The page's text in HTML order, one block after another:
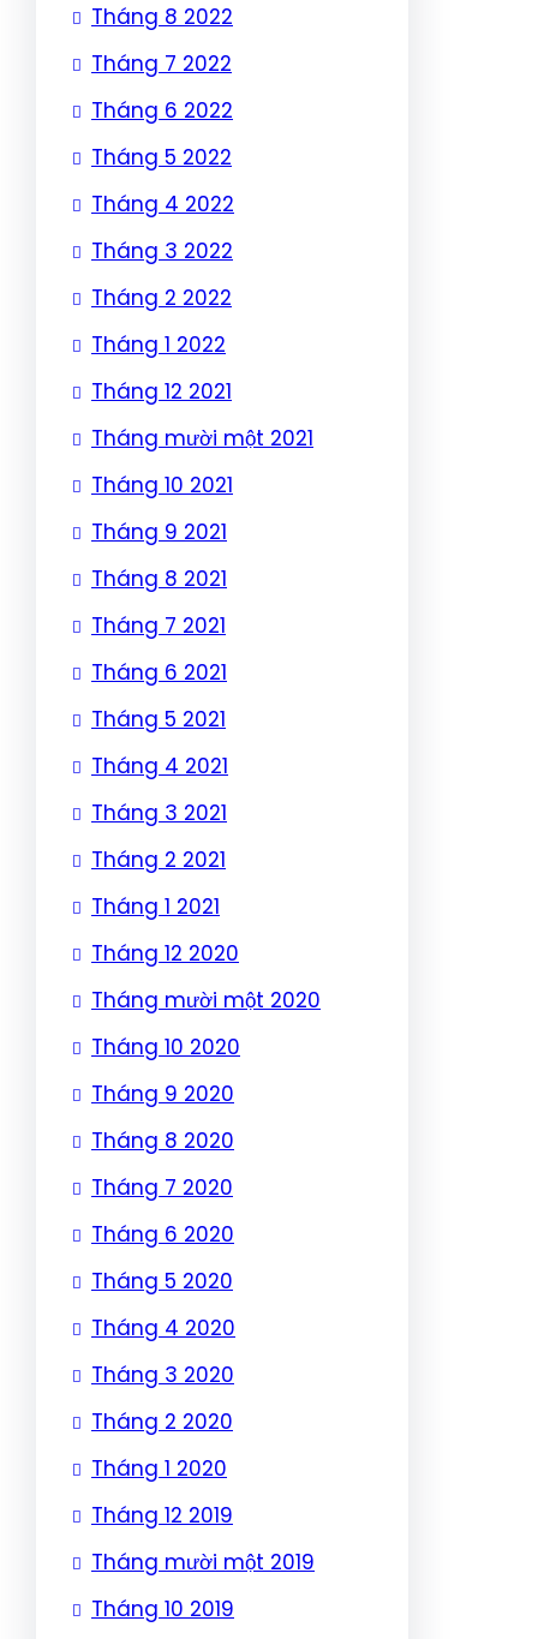
Tháng 8 2022
Tháng 7 2022
Tháng 6 2022
Tháng 5 2022
Tháng 4 2022
Tháng 3 2022
Tháng 2 2022
Tháng 1 2022
Tháng 12 2021
Tháng mười một 2021
Tháng 10 2021
Tháng 9 2021
Tháng 8 2021
Tháng 7 2021
Tháng 6 2021
Tháng 5 2021
Tháng 4 2021
Tháng 3 2021
Tháng 2 2021
Tháng 1 2021
Tháng 12 2020
Tháng mười một 2020
Tháng 10 2020
Tháng 9 2020
Tháng 8 2020
Tháng 7 2020
Tháng 6 2020
Tháng 5 2020
Tháng 4 2020
Tháng 3 2020
Tháng 2 2020
Tháng 1 2020
Tháng 12 2019
Tháng mười một 2019
Tháng 10 2019